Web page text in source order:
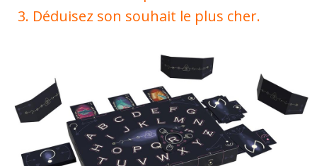
Déduisez son souhait le plus cher.